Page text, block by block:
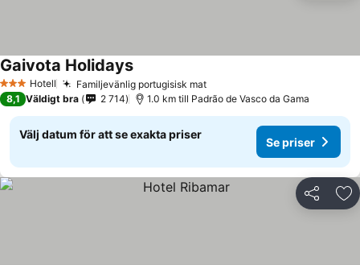
3 StjärnorHotell Familjevänlig portugisisk mat
Gaivota Holidays
8,1 Väldigt bra 2 714 1.0 km till Padrão de Vasco da Gama
Välj datum för att se exakta priser
Se priser
Dela